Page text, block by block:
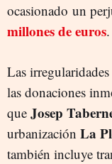
ocasionado un
millones de euros.
Las
las donaciones
que Josep
urbanización La
también incluye